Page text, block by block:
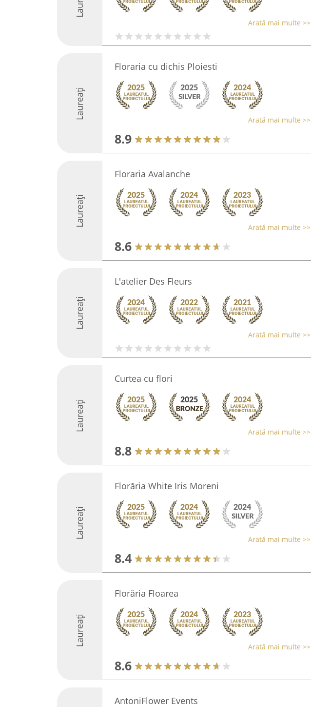
Arată mai multe >>
Laureați
Floraria cu dichis Ploiesti
Arată mai multe >>
8.9
Laureați
Floraria Avalanche
Arată mai multe >>
8.6
Laureați
L'atelier Des Fleurs
Arată mai multe >>
Laureați
Curtea cu flori
Arată mai multe >>
8.8
Laureați
Florăria White Iris Moreni
Arată mai multe >>
8.4
Laureați
Florăria Floarea
Arată mai multe >>
8.6
AntoniFlower Events